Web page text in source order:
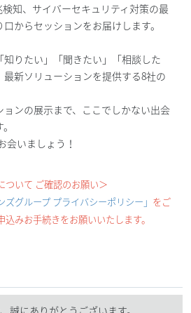
知、サイバーセキュリティ対策の最
からセッションをお届けします。
りたい」「聞きたい」「相談した
新ソリューションを提供する8社の
ンの展示まで、ここでしかない出会
会いましょう！
ついて ご確認のお願い＞
ズグループ プライバシーポリシー」 をご
みお手続きをお願いいたします。